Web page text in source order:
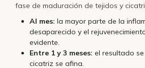
fase de maduración de tejidos y
Al mes: la mayor parte de la
desaparecido y el
evidente.
Entre 1 y 3 meses: el resultado
cicatriz se afina.